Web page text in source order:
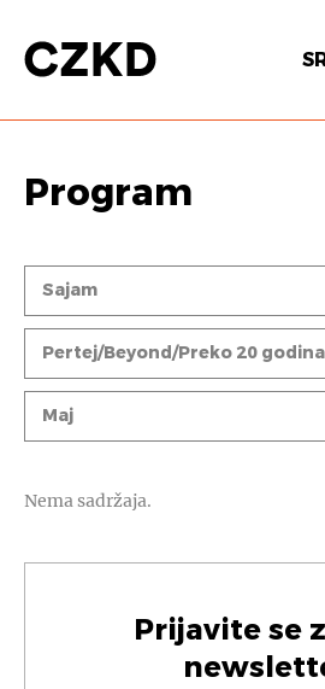
Program
Događaji
Sajam
Ciklusi
Pertej/Beyond/Preko 20 godina
Mesec
Maj
Nema sadržaja.
Prijavite se